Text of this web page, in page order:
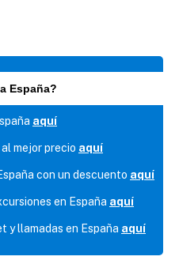
España?
aquí
mejor precio aquí
con un descuento aquí
en España aquí
y llamadas en España aquí